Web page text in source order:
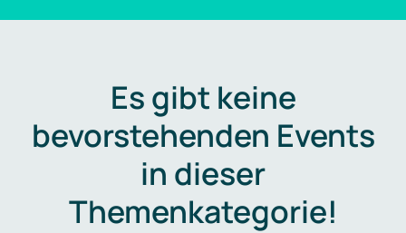
Es gibt keine
bevorstehenden Events
in dieser
Themenkategorie!